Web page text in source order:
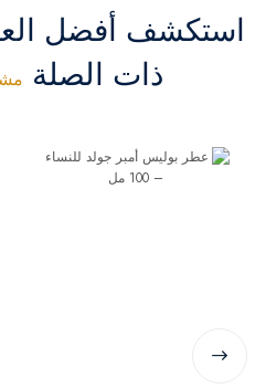
استكشف أفضل
ذات الصلة